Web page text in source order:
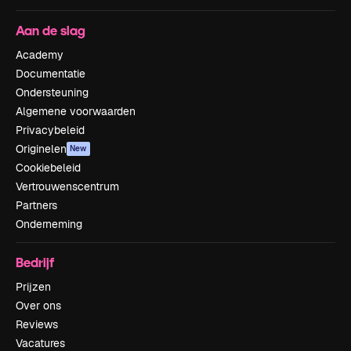
Aan de slag
Academy
Documentatie
Ondersteuning
Algemene voorwaarden
Privacybeleid
Originelen New
Cookiebeleid
Vertrouwenscentrum
Partners
Onderneming
Bedrijf
Prijzen
Over ons
Reviews
Vacatures